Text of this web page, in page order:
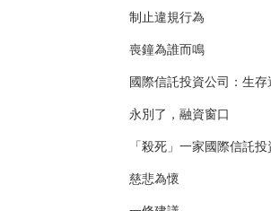
制止違規行為
喪鐘為誰而鳴
國際信託投資公司：生存
永別了，融資窗口
「殺死」一家國際信託投
慈悲為懷